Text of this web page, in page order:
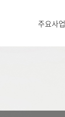
주요사업